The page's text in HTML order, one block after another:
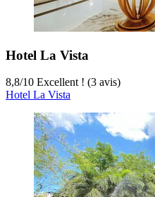
Hotel La Vista
8,8/10 Excellent ! (3 avis)
Hotel La Vista